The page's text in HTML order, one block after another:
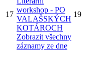
17
workshop - PO
VALAŠSKÝCH
KOTÁROCH
Zobrazit všechny
záznamy ze dne
19